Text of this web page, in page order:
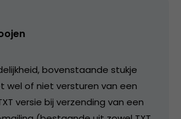
bovenstaande stukje
wel of niet versturen van een
versie bij verzending van een